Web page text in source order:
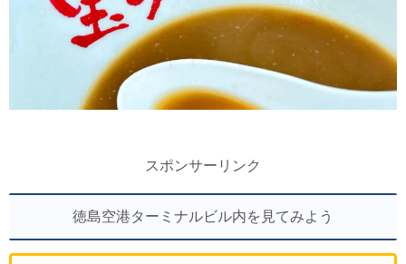
スポンサーリンク
徳島空港ターミナルビル内を見てみよう